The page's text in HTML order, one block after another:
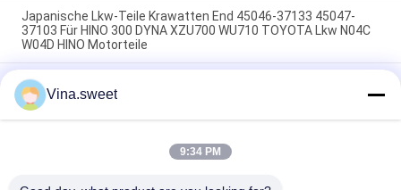
Japanische Lkw-Teile Krawatten End 45046-37133 45047-
37103 Für HINO 300 DYNA XZU700 WU710 TOYOTA Lkw N04C
W04D HINO Motorteile
Japanische Lkw-Teile Schnürstange Ende 45430-1740 45420-
1740 Für HINO SUPERNGER RK1J AK3H F3H Lkw J08C J05C
HINO ENGINE PARTS
Denso SVC Solenoidventil 294009-1221 04226-E0061 33130-
45700 Für HINO ISUZU HYUNDAI Kobelco Motor Japanische
Vina.sweet
9:34 PM